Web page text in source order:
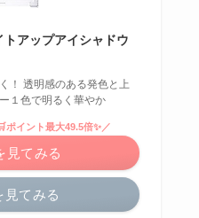
アップアイシャドウ
！ 透明感のある発色と上
１色で明るく華やか
てみる
ポイント最大49.5倍✨／
見てみる